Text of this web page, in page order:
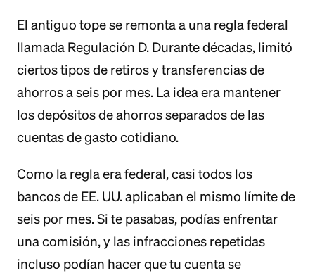
El antiguo tope se remonta a una regla federal
llamada Regulación D. Durante décadas, limitó
ciertos tipos de retiros y transferencias de
ahorros a seis por mes. La idea era mantener
los depósitos de ahorros separados de las
cuentas de gasto cotidiano.
Como la regla era federal, casi todos los
bancos de EE. UU. aplicaban el mismo límite de
seis por mes. Si te pasabas, podías enfrentar
una comisión, y las infracciones repetidas
incluso podían hacer que tu cuenta se